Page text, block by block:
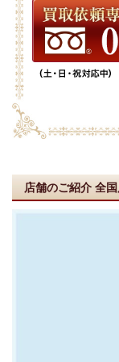
店舗のご紹介 全国